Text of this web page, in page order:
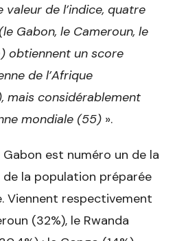
valeur de l’indice, quatre
Gabon, le Cameroun, le
obtiennent un score
de l’Afrique
mais considérablement
mondiale (55) ».
est numéro un de la
de la population préparée
Viennent respectivement
(32%), le Rwanda